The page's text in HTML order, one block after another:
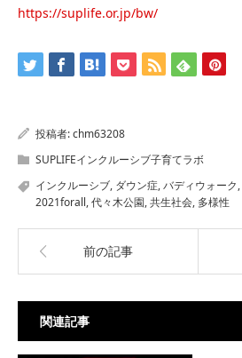
https://suplife.or.jp/bw/
投稿者:chm63208
SUPLIFEインクルーシブ子育てラボ
インクルーシブ, ダウン症,バディウォーク,
2021forall,代々木公園,共生社会, 多様性
前の記事
関連記事